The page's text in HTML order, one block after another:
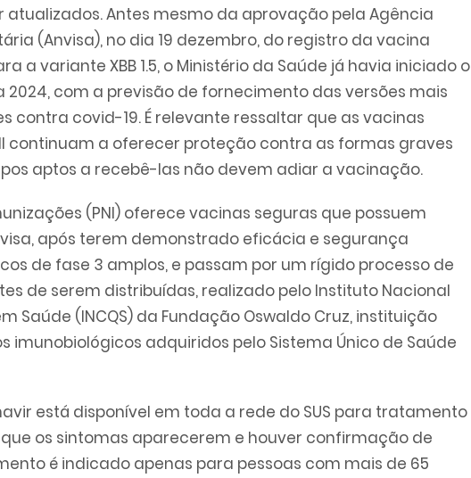
atualizados. Antes mesmo da aprovação pela Agência
(Anvisa), no dia 19 dezembro, do registro da vacina
a variante XBB 1.5, o Ministério da Saúde já havia iniciado o
com a previsão de fornecimento das versões mais
contra covid-19. É relevante ressaltar que as vacinas
continuam a oferecer proteção contra as formas graves
aptos a recebê-las não devem adiar a vacinação.
(PNI) oferece vacinas seguras que possuem
após terem demonstrado eficácia e segurança
de fase 3 amplos, e passam por um rígido processo de
de serem distribuídas, realizado pelo Instituto Nacional
Saúde (INCQS) da Fundação Oswaldo Cruz, instituição
imunobiológicos adquiridos pelo Sistema Único de Saúde
está disponível em toda a rede do SUS para tratamento
os sintomas aparecerem e houver confirmação de
é indicado apenas para pessoas com mais de 65